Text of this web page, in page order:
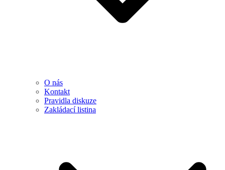
O nás
Kontakt
Pravidla diskuze
Zakládací listina